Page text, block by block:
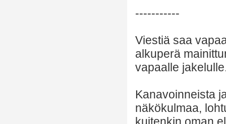
-----------
Viestiä saa
alkuperä
vapaalle
Kanavoinneista
näkökulmaa,
kuitenkin oman